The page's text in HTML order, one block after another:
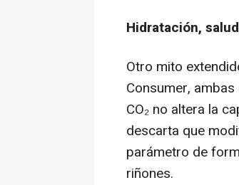
Hidratación,
Otro mito
Consumer,
CO₂ no altera la
descarta que
parámetro de
riñones.